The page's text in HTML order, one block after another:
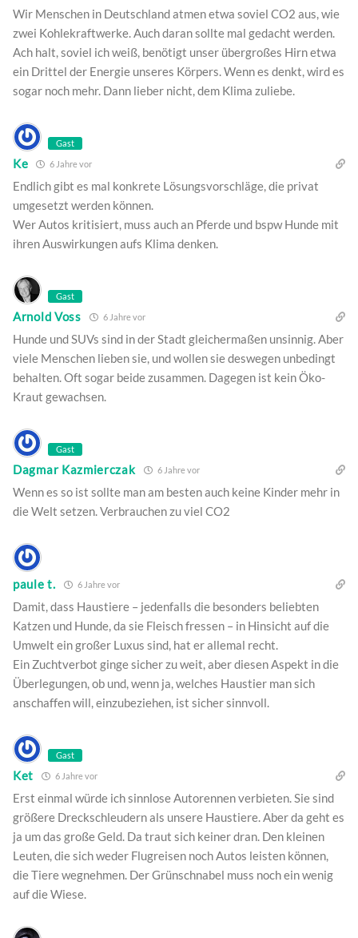
Wir Menschen in Deutschland atmen etwa soviel CO2 aus, wie
zwei Kohlekraftwerke. Auch daran sollte mal gedacht werden.
Ach halt, soviel ich weiß, benötigt unser übergroßes Hirn etwa
ein Drittel der Energie unseres Körpers. Wenn es denkt, wird es
sogar noch mehr. Dann lieber nicht, dem Klima zuliebe.
Gast
Ke 6 Jahre vor
Endlich gibt es mal konkrete Lösungsvorschläge, die privat
umgesetzt werden können.
Wer Autos kritisiert, muss auch an Pferde und bspw Hunde mit
ihren Auswirkungen aufs Klima denken.
Gast
Arnold Voss 6 Jahre vor
Hunde und SUVs sind in der Stadt gleichermaßen unsinnig. Aber
viele Menschen lieben sie, und wollen sie deswegen unbedingt
behalten. Oft sogar beide zusammen. Dagegen ist kein Öko-
Kraut gewachsen.
Gast
Dagmar Kazmierczak 6 Jahre vor
Wenn es so ist sollte man am besten auch keine Kinder mehr in
die Welt setzen. Verbrauchen zu viel CO2
paule t. 6 Jahre vor
Damit, dass Haustiere – jedenfalls die besonders beliebten
Katzen und Hunde, da sie Fleisch fressen – in Hinsicht auf die
Umwelt ein großer Luxus sind, hat er allemal recht.
Ein Zuchtverbot ginge sicher zu weit, aber diesen Aspekt in die
Überlegungen, ob und, wenn ja, welches Haustier man sich
anschaffen will, einzubeziehen, ist sicher sinnvoll.
Gast
Ket 6 Jahre vor
Erst einmal würde ich sinnlose Autorennen verbieten. Sie sind
größere Dreckschleudern als unsere Haustiere. Aber da geht es
ja um das große Geld. Da traut sich keiner dran. Den kleinen
Leuten, die sich weder Flugreisen noch Autos leisten können,
die Tiere wegnehmen. Der Grünschnabel muss noch ein wenig
auf die Wiese.